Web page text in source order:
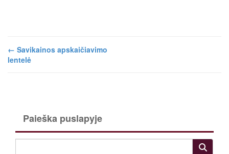
← Savikainos apskaičiavimo
lentelė
Paieška puslapyje